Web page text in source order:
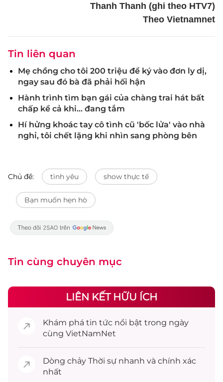
Thanh Thanh (ghi theo HTV7)
Theo Vietnamnet
Tin liên quan
Mẹ chồng cho tôi 200 triệu để ký vào đơn ly dị,
ngay sau đó bà đã phải hối hận
Hành trình tìm bạn gái của chàng trai hát bất
chấp kể cả khi... đang tắm
Hí hửng khoác tay cô tình cũ 'bốc lửa' vào nhà
nghỉ, tôi chết lặng khi nhìn sang phòng bên
Chủ đề: tình yêu show thực tế
Bạn muốn hẹn hò
Tin cùng chuyên mục
LIÊN KẾT HỮU ÍCH
Khám phá tin tức nổi bật trong ngày
cùng VietNamNet
Dòng chảy Thời sự nhanh và chính xác
nhất